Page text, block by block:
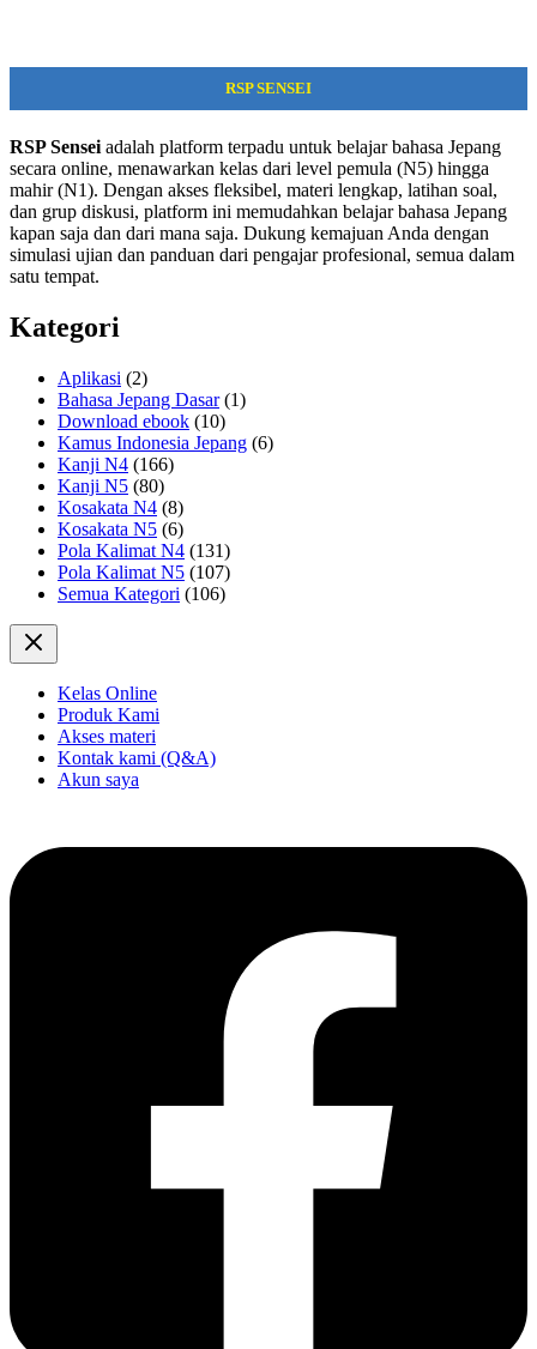
RSP SENSEI
RSP Senseiadalah platform terpadu untuk belajar bahasa Jepang
secara online, menawarkan kelas dari level pemula (N5) hingga
mahir (N1). Dengan akses fleksibel, materi lengkap, latihan soal,
dan grup diskusi, platform ini memudahkan belajar bahasa Jepang
kapan saja dan dari mana saja. Dukung kemajuan Anda dengan
simulasi ujian dan panduan dari pengajar profesional, semua dalam
satu tempat.
Kategori
Aplikasi (2)
Bahasa Jepang Dasar(1)
Download ebook (10)
Kamus Indonesia Jepang (6)
Kanji N4 (166)
Kanji N5 (80)
Kosakata N4 (8)
Kosakata N5 (6)
Pola Kalimat N4 (131)
Pola Kalimat N5 (107)
Semua Kategori (106)
Kelas Online
Produk Kami
Akses materi
Kontak kami (Q&A)
Akun saya